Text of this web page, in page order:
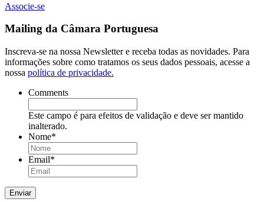
Associe-se
Mailing da Câmara Portuguesa
Inscreva-se na nossa Newsletter e receba todas as novidades. Para
informações sobre como tratamos os seus dados pessoais, acesse a
nossa política de privacidade.
Comments
Este campo é para efeitos de validação e deve ser mantido
inalterado.
Nome*
Email*